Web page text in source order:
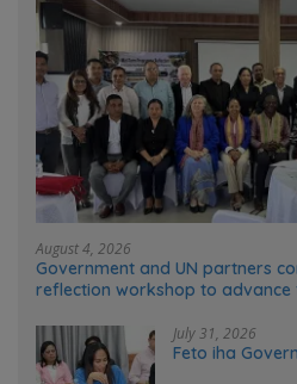
August 4, 2026
Government and UN partners
reflection workshop to advance
July 31, 2026
Feto iha